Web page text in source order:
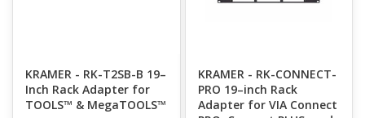
KRAMER - RK-T2SB-B 19–
Inch Rack Adapter for
TOOLS™ & MegaTOOLS™
KRAMER - RK-CONNECT-
PRO 19–inch Rack
Adapter for VIA Connect